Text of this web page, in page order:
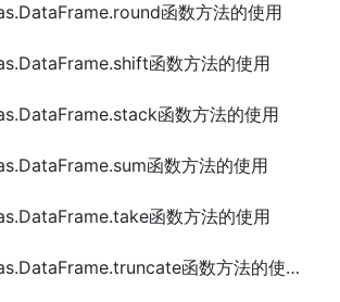
函数方法的使用
函数方法的使用
函数方法的使用
函数方法的使用
函数方法的使用
Python pandas.DataFrame.truncate函数方法的使用